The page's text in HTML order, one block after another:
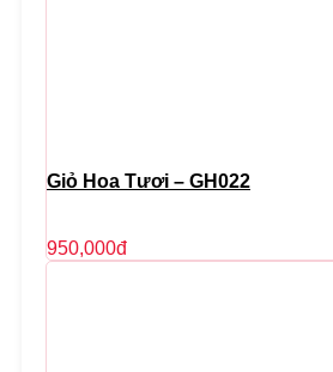
Giỏ Hoa Tươi – GH022
950,000đ